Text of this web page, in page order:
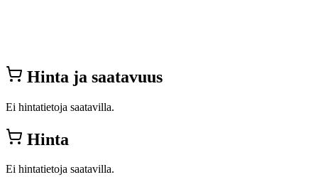
Hinta ja saatavuus
Ei hintatietoja saatavilla.
Hinta
Ei hintatietoja saatavilla.